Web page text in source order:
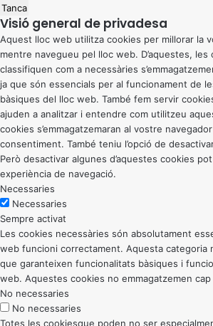
Tanca
Visió general de privadesa
Aquest lloc web utilitza cookies per millorar la
mentre navegueu pel lloc web. D’aquestes, les
classifiquen com a necessàries
ja que són essencials per al funcionament de
bàsiques del lloc web. També fem servir
ajuden a analitzar i entendre com utilitzeu
cookies s’emmagatzemaran al vostre
consentiment. També teniu l’opció de
Però desactivar algunes d’aquestes cookies
experiència de navegació.
Necessaries
Necessaries
Sempre activat
Les cookies necessàries són absolutament
web funcioni correctament. Aquesta categoria
que garanteixen funcionalitats bàsiques i
web. Aquestes cookies no emmagatzemen
No necessaries
No necessaries
Totes les cookiesque poden no ser